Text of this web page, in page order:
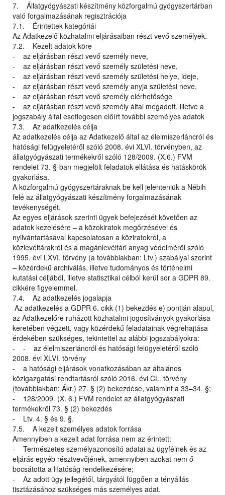
7. Állatgyógyászati készítmény közforgalmú gyógyszertárban
való forgalmazásának regisztrációja
7.1. Érintettek kategóriái
Az Adatkezelő közhatalmi eljárásaiban részt vevő személyek.
7.2. Kezelt adatok köre
- az eljárásban részt vevő személy neve,
- az eljárásban részt vevő személy születési neve,
- az eljárásban részt vevő személy születési helye, ideje,
- az eljárásban részt vevő személy anyja születési neve,
- az eljárásban részt vevő személy elérhetősége
- az eljárásban részt vevő személy által megadott, illetve a
jogszabály által esetlegesen előírt további személyes adatok
7.3. Az adatkezelés célja
Az adatkezelés célja az Adatkezelő által az élelmiszerláncról és
hatósági felügyeletéről szóló 2008. évi XLVI. törvényben, az
állatgyógyászati termékekről szóló 128/2009. (X.6.) FVM
rendelet 73. §-ban megjelölt feladatok ellátása és hatáskörök
gyakorlása.
A közforgalmú gyógyszertáraknak be kell jelenteniük a Nébih
felé az állatgyógyászati készítmény forgalmazásának
tevékenységét.
Az egyes eljárások szerinti ügyek befejezését követően az
adatok kezelésére – a közokiratok megőrzésével és
nyilvántartásával kapcsolatosan a köziratokról, a
közlevéltárakról és a magánlevéltári anyag védelméről szóló
1995. évi LXVI. törvény (a továbbiakban: Ltv.) szabályai szerint
– közérdekű archiválás, illetve tudományos és történelmi
kutatási céljából, illetve statisztikai célból kerül sor a GDPR 89.
cikkére figyelemmel.
7.4. Az adatkezelés jogalapja
Az adatkezelés a GDPR 6. cikk (1) bekezdés e) pontján alapul,
az Adatkezelőre ruházott közhatalmi jogosítványok gyakorlása
keretében végzett, vagy közérdekű feladatainak végrehajtása
érdekében szükséges, tekintettel az alábbi jogszabályokra:
- - az élelmiszerláncról és hatósági felügyeletéről szóló
2008. évi XLVI. törvény
- a hatósági eljárások vonatkozásában az általános
közigazgatási rendtartásról szóló 2016. évi CL. törvény
(továbbiakban: Ákr.) 27. § (2) bekezdése, valamint a 33–34. §;
- 128/2009. (X. 6.) FVM rendelet az állatgyógyászati
termékekről 73. § (2) bekezdés
- Ltv. 4. § és 9. §.
7.5. A kezelt személyes adatok forrása
Amennyiben a kezelt adat forrása nem az érintett:
- Természetes személyazonosító adatai az ügyfélnek és az
eljárás egyéb résztvevőjének, amennyiben azokat nem ő
bocsátotta a Hatóság rendelkezésére;
- Az adott ügy jellegétől, tárgyától függően a tényállás
tisztázásához szükséges más személyes adat.